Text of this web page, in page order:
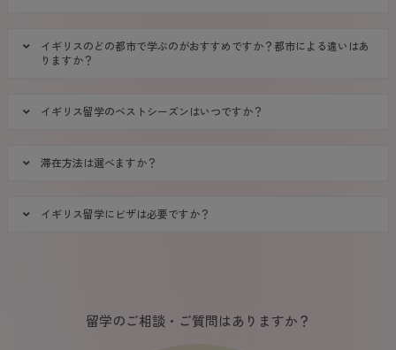
イギリスのどの都市で学ぶのがおすすめですか？都市による違いはあ
りますか？
イギリス留学のベストシーズンはいつですか？
滞在方法は選べますか？
イギリス留学にビザは必要ですか？
留学のご相談・ご質問はありますか？